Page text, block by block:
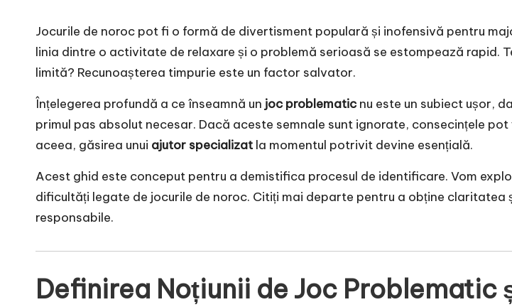
Jocurile de noroc pot fi o formă de divertisment populară și inofensivă pentru
linia dintre o activitate de relaxare și o problemă serioasă se estompează
limită? Recunoașterea timpurie este un factor salvator.
Înțelegerea profundă a ce înseamnă un joc problematic nu este un subiect ușor,
primul pas absolut necesar. Dacă aceste semnale sunt ignorate, consecințele
aceea, găsirea unui ajutor specializat la momentul potrivit devine esențială.
Acest ghid este conceput pentru a demistifica procesul de identificare. Vom
dificultăți legate de jocurile de noroc. Citiți mai departe pentru a obține
responsabile.
Definirea Noțiunii de Joc Problematic